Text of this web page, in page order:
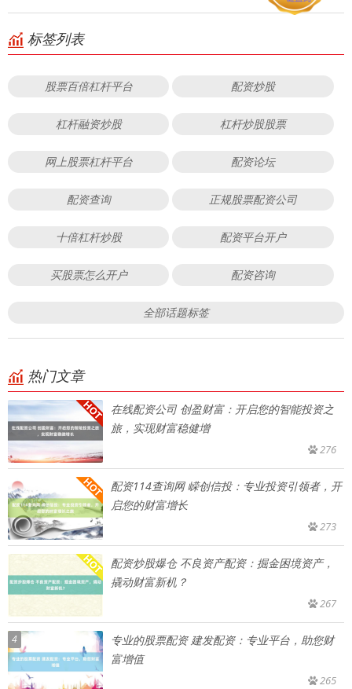
标签列表
股票百倍杠杆平台 配资炒股
杠杆融资炒股 杠杆炒股股票
网上股票杠杆平台 配资论坛
配资查询 正规股票配资公司
十倍杠杆炒股 配资平台开户
买股票怎么开户 配资咨询
全部话题标签
热门文章
在线配资公司 创盈财富：开启您的智能投资之
旅，实现财富稳健增
276
配资114查询网 嵘创信投：专业投资引领者，开
启您的财富增长
273
配资炒股爆仓 不良资产配资：掘金困境资产，
撬动财富新机？
267
4
专业的股票配资 建发配资：专业平台，助您财
富增值
265